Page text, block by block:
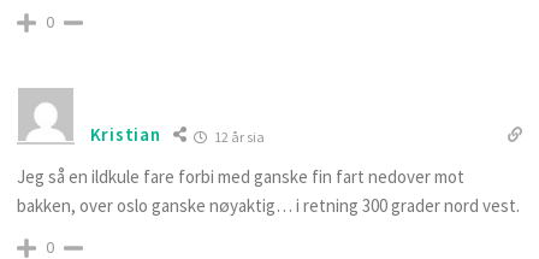
0
Kristian 12 år sia
Jeg så en ildkule fare forbi med ganske fin fart nedover mot
bakken, over oslo ganske nøyaktig… i retning 300 grader nord vest.
0